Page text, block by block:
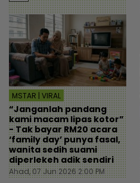
MSTAR | VIRAL
“Janganlah pandang
kami macam lipas kotor”
- Tak bayar RM20 acara
‘family day’ punya fasal,
wanita sedih suami
diperlekeh adik sendiri
Ahad, 07 Jun 2026 2:00 PM